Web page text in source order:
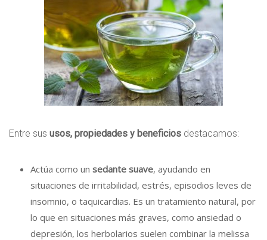
Entre sus usos, propiedades y beneficios destacamos:
Actúa como un sedante suave, ayudando en
situaciones de irritabilidad, estrés, episodios leves de
insomnio, o taquicardias. Es un tratamiento natural, por
lo que en situaciones más graves, como ansiedad o
depresión, los herbolarios suelen combinar la melissa